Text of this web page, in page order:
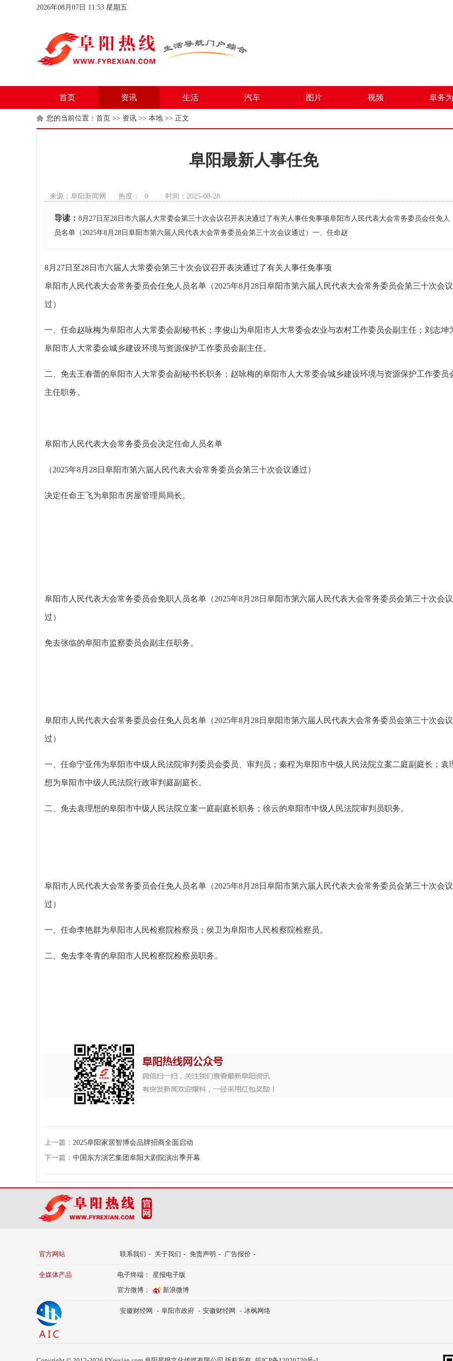
2026年08月07日 11:53 星期五
首页 资讯 生活 汽车 图片 视频 阜务
您的当前位置： 首页 >> 资讯 >> 本地 >> 正文
阜阳最新人事任免
来源：阜阳新闻网 热度： 0 时间：2025-08-28
导读： 8月27日至28日市六届人大常委会第三十次会议召开表决通过了有关人事任免事项阜阳市人民代表大会常务委员会任免人
员名单（2025年8月28日阜阳市第六届人民代表大会常务委员会第三十次会议通过）一、任命赵
8月27日至28日市六届人大常委会第三十次会议召开表决通过了有关人事任免事项
阜阳市人民代表大会常务委员会任免人员名单（2025年8月28日阜阳市第六届人民代表大会常务委员会第三十次会
过）
一、任命赵咏梅为阜阳市人大常委会副秘书长；李俊山为阜阳市人大常委会农业与农村工作委员会副主任；刘志坤
阜阳市人大常委会城乡建设环境与资源保护工作委员会副主任。
二、免去王春蕾的阜阳市人大常委会副秘书长职务；赵咏梅的阜阳市人大常委会城乡建设环境与资源保护工作委员
主任职务。
阜阳市人民代表大会常务委员会决定任命人员名单
（2025年8月28日阜阳市第六届人民代表大会常务委员会第三十次会议通过）
决定任命王飞为阜阳市房屋管理局局长。
阜阳市人民代表大会常务委员会免职人员名单（2025年8月28日阜阳市第六届人民代表大会常务委员会第三十次会
过）
免去张临的阜阳市监察委员会副主任职务。
阜阳市人民代表大会常务委员会任免人员名单（2025年8月28日阜阳市第六届人民代表大会常务委员会第三十次会
过）
一、任命宁亚伟为阜阳市中级人民法院审判委员会委员、审判员；秦程为阜阳市中级人民法院立案二庭副庭长；袁
想为阜阳市中级人民法院行政审判庭副庭长。
二、免去袁理想的阜阳市中级人民法院立案一庭副庭长职务；徐云的阜阳市中级人民法院审判员职务。
阜阳市人民代表大会常务委员会任免人员名单（2025年8月28日阜阳市第六届人民代表大会常务委员会第三十次会
过）
一、任命李艳群为阜阳市人民检察院检察员；侯卫为阜阳市人民检察院检察员。
二、免去李冬青的阜阳市人民检察院检察员职务。
上一篇： 2025阜阳家居智博会品牌招商全面启动
下一篇： 中国东方演艺集团阜阳大剧院演出季开幕
官方网站 联系我们 - 关于我们 - 免责声明 - 广告报价 -
全媒体产品 电子终端：
星报电子版
官方微博：
新浪微博
安徽财经网 - 阜阳市政府 - 安徽财经网 - 冰枫网络